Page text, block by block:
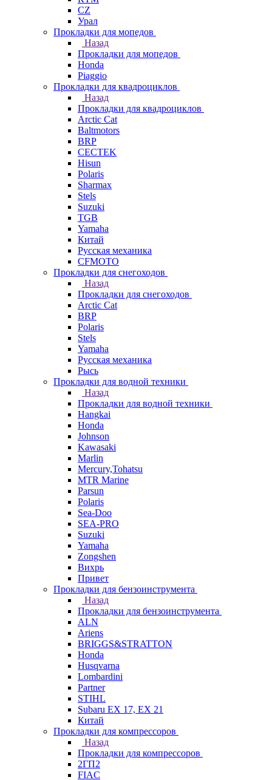
СZ
Урал
Прокладки для мопедов
Назад
Прокладки для мопедов
Honda
Piaggio
Прокладки для квадроциклов
Назад
Прокладки для квадроциклов
Arctic Cat
Baltmotors
BRP
CECTEK
Hisun
Polaris
Sharmax
Stels
Suzuki
TGB
Yamaha
Китай
Русская механика
СFMOTO
Прокладки для снегоходов
Назад
Прокладки для снегоходов
Arctic Cat
BRP
Polaris
Stels
Yamaha
Русская механика
Рысь
Прокладки для водной техники
Назад
Прокладки для водной техники
Hangkai
Honda
Johnson
Kawasaki
Marlin
Mercury,Tohatsu
MTR Marine
Parsun
Polaris
Sea-Doo
SEA-PRO
Suzuki
Yamaha
Zongshen
Вихрь
Привет
Прокладки для бензоинструмента
Назад
Прокладки для бензоинструмента
ALN
Ariens
BRIGGS&STRATTON
Honda
Husqvarna
Lombardini
Partner
STIHL
Subaru EX 17, EX 21
Китай
Прокладки для компрессоров
Назад
Прокладки для компрессоров
2ГП2
FIAC